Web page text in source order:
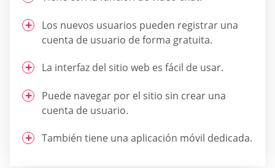
Los nuevos usuarios pueden registrar una
cuenta de usuario de forma gratuita.
La interfaz del sitio web es fácil de usar.
Puede navegar por el sitio sin crear una
cuenta de usuario.
También tiene una aplicación móvil dedicada.